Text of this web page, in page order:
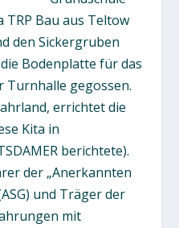
TRP Bau aus Teltow
den Sickergruben
Bodenplatte für das
Turnhalle gegossen.
errichtet die
Kita in
berichtete).
der „Anerkannten
und Träger der
mit